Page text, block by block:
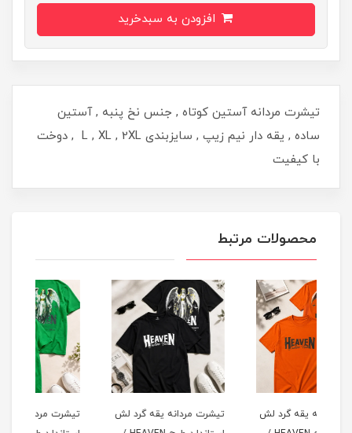
تیشرت مردانه آستین کوتاه , جنس نخ پنبه , آستین
ساده , یقه دار نیم زیپ , سایزبندی L , XL , 2XL , دوخت
با کیفیت
محصولات مرتبط
تیشرت مردانه یقه گرد لش
تیشرت مردانه یقه گرد لش